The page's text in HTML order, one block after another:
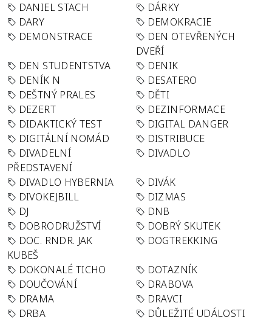
DANIEL STACH
DÁRKY
DARY
DEMOKRACIE
DEMONSTRACE
DEN OTEVŘENÝCH
DVEŘÍ
DEN STUDENTSTVA
DENIK
DENÍK N
DESATERO
DEŠTNÝ PRALES
DĚTI
DEZERT
DEZINFORMACE
DIDAKTICKÝ TEST
DIGITAL DANGER
DIGITÁLNÍ NOMÁD
DISTRIBUCE
DIVADELNÍ
PŘEDSTAVENÍ
DIVADLO
DIVADLO HYBERNIA
DIVÁK
DIVOKEJBILL
DIZMAS
DJ
DNB
DOBRODRUŽSTVÍ
DOBRÝ SKUTEK
DOC. RNDR. JAK
KUBEŠ
DOGTREKKING
DOKONALÉ TICHO
DOTAZNÍK
DOUČOVÁNÍ
DRABOVA
DRAMA
DRAVCI
DRBA
DŮLEŽITÉ UDÁLOSTI